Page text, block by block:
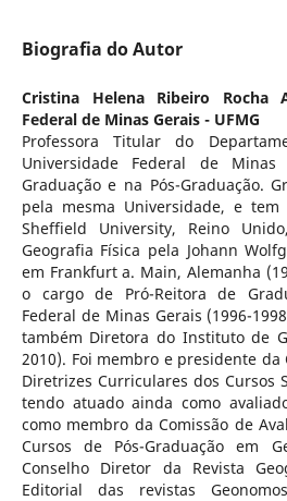
Biografia do Autor
Cristina Helena Ribeiro Rocha
Federal de Minas Gerais - UFMG
Professora Titular do
Universidade Federal de
Graduação e na Pós-Graduação.
pela mesma Universidade, e
Sheffield University, Reino
Geografia Física pela Johann
em Frankfurt a. Main, Alemanha
o cargo de Pró-Reitora de
Federal de Minas Gerais (1996-
também Diretora do Instituto de
2010). Foi membro e presidente da
Diretrizes Curriculares dos Cursos
tendo atuado ainda como
como membro da Comissão de
Cursos de Pós-Graduação em
Conselho Diretor da Revista
Editorial das revistas